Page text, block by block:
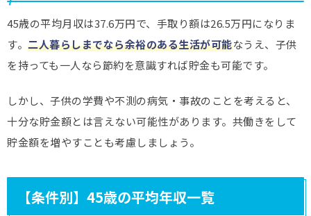
45歳の平均月収は37.6万円で、手取り額は26.5万円になりま
す。 二人暮らしまでなら余裕のある生活が可能なうえ、子供
を持っても一人なら節約を意識すれば貯金も可能です。
しかし、子供の学費や不測の病気・事故のことを考えると、
十分な貯金額とは言えない可能性があります。共働きをして
貯金額を増やすことも考慮しましょう。
【条件別】45歳の平均年収一覧